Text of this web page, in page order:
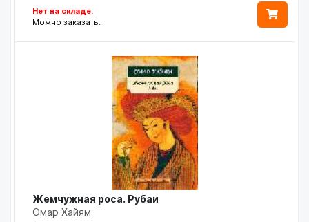
Нет на складе.
Можно заказать.
Жемчужная роса. Рубаи
Омар Хайям